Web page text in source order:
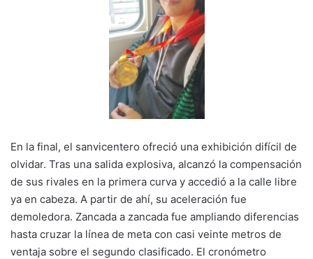
En la final, el sanvicentero ofreció una exhibición difícil de
olvidar. Tras una salida explosiva, alcanzó la compensación
de sus rivales en la primera curva y accedió a la calle libre
ya en cabeza. A partir de ahí, su aceleración fue
demoledora. Zancada a zancada fue ampliando diferencias
hasta cruzar la línea de meta con casi veinte metros de
ventaja sobre el segundo clasificado. El cronómetro